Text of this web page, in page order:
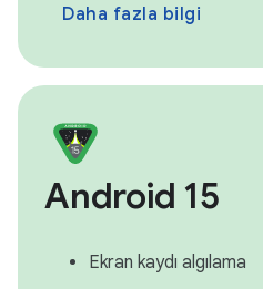
Daha fazla bilgi
Android 15
Ekran kaydı algılama